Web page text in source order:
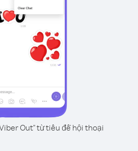
Out" từ tiêu đề hội thoại